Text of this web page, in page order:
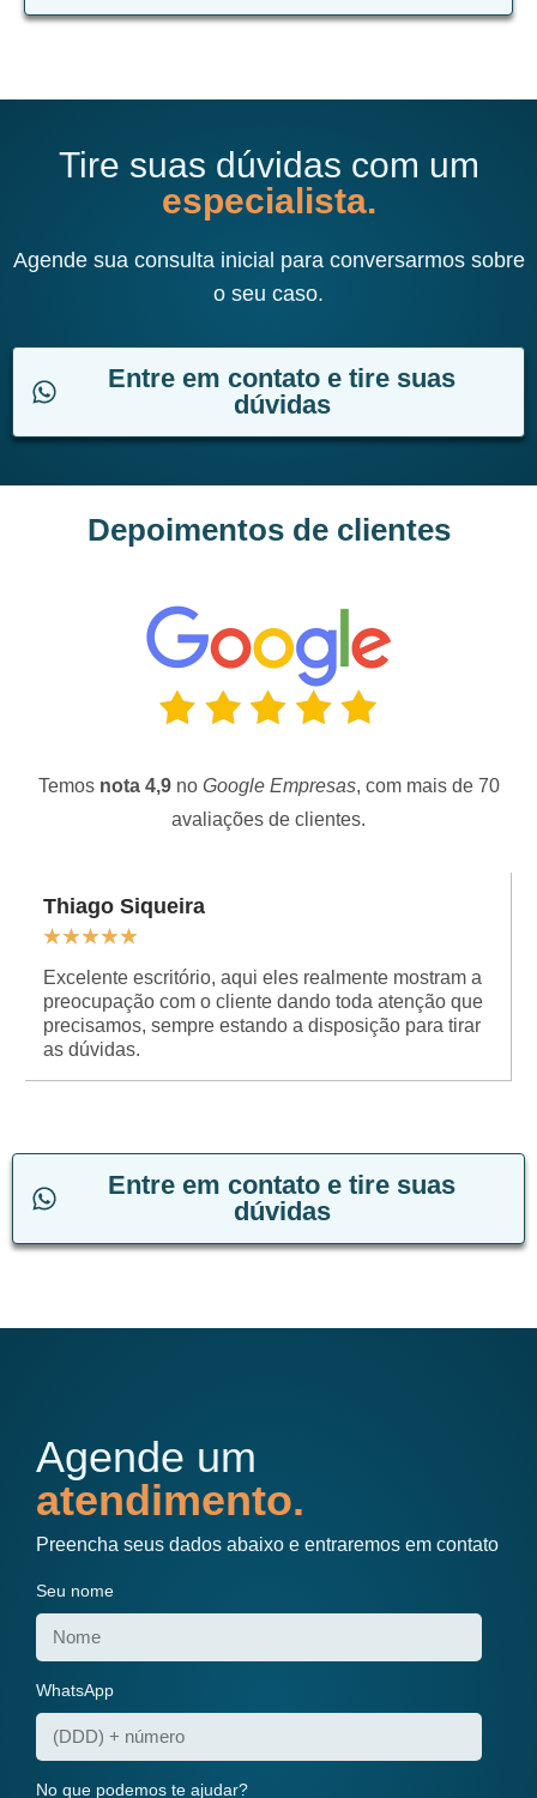
Tire suas dúvidas com um
especialista.
Agende sua consulta inicial para conversarmos sobre
o seu caso.
Entre em contato e tire suas
dúvidas
Depoimentos de clientes
Temos nota 4,9 no Google Empresas, com mais de 70
avaliações de clientes.
Thiago Siqueira
★★★★★
Excelente escritório, aqui eles realmente mostram a
preocupação com o cliente dando toda atenção que
precisamos, sempre estando a disposição para tirar
as dúvidas.
Entre em contato e tire suas
dúvidas
Agende um
atendimento.
Preencha seus dados abaixo e entraremos em contato
Seu nome
WhatsApp
No que podemos te ajudar?